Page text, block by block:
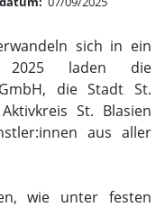
sich in ein
2025 laden die
die Stadt St.
St. Blasien
aus aller
wie unter festen